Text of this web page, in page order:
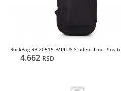
RockBag RB 20515 B/PLUS Student Line Plus
4.662 RSD